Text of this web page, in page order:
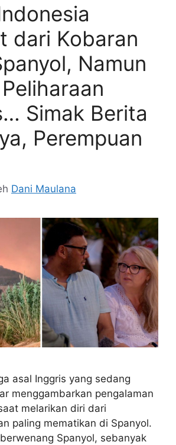
dari Kobaran
Namun
Simak Berita
Perempuan
Dani Maulana
asal Inggris yang sedang
menggambarkan pengalaman
melarikan diri dari
paling mematikan di Spanyol.
Spanyol, sebanyak